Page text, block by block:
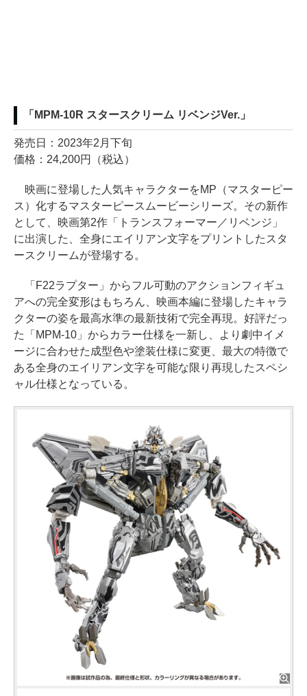
「MPM-10R スタースクリーム リベンジVer.」
発売日：2023年2月下旬
価格：24,200円（税込）
映画に登場した人気キャラクターをMP（マスターピー
ス）化するマスターピースムービーシリーズ。その新作
として、映画第2作「トランスフォーマー／リベンジ」
に出演した、全身にエイリアン文字をプリントしたスタ
ースクリームが登場する。
「F22ラプター」からフル可動のアクションフィギュ
アへの完全変形はもちろん、映画本編に登場したキャラ
クターの姿を最高水準の最新技術で完全再現。好評だっ
た「MPM-10」からカラー仕様を一新し、より劇中イメ
ージに合わせた成型色や塗装仕様に変更、最大の特徴で
ある全身のエイリアン文字を可能な限り再現したスペシ
ャル仕様となっている。